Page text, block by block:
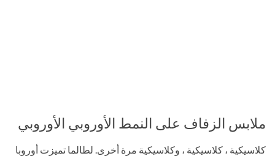
ملابس الزفاف على النمط الأوروبي الأوروبي
كلاسيكية ، كلاسيكية ، وكلاسيكية مرة أخرى. لطالما تميزت أوروبا